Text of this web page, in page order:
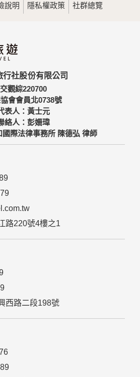
說明 隱私權政策 社群總覽
行社股份有限公司
交觀綜220700
會會員北0738號
表人：黃士元
絡人：彭姍瑋
際法律事務所 陳德弘 律師
路220號4樓之1
西路二段198號